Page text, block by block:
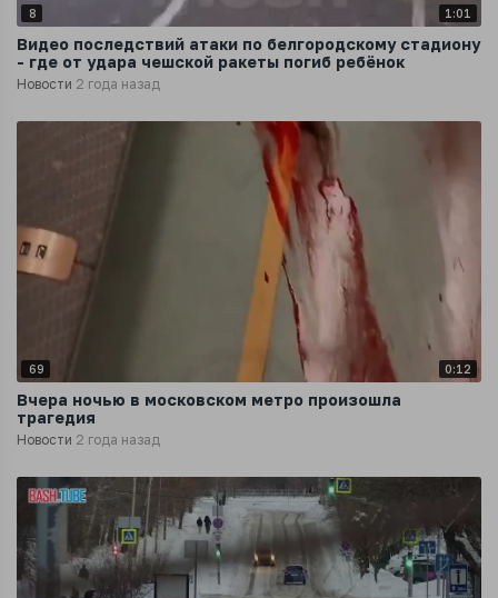
8 1:01
Видео последствий атаки по белгородскому стадиону
- где от удара чешской ракеты погиб ребёнок
Новости 2 года назад
69 0:12
Вчера ночью в московском метро произошла
трагедия
Новости 2 года назад